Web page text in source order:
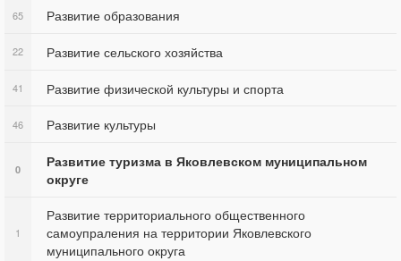
Развитие образования
65
Развитие сельского хозяйства
22
Развитие физической культуры и спорта
41
Развитие культуры
46
Развитие туризма в Яковлевском муниципальном
округе
0
Развитие территориального общественного
самоупраления на территории Яковлевского
муниципального округа
1